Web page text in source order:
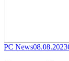
Category
PC NewsPosted
08.08.2023